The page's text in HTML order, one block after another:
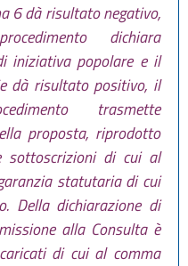
6 dà risultato negativo,
dichiara
iniziativa popolare e il
dà risultato positivo, il
trasmette
proposta, riprodotto
di cui al
statutaria di cui
Della dichiarazione di
alla Consulta è
di cui al comma